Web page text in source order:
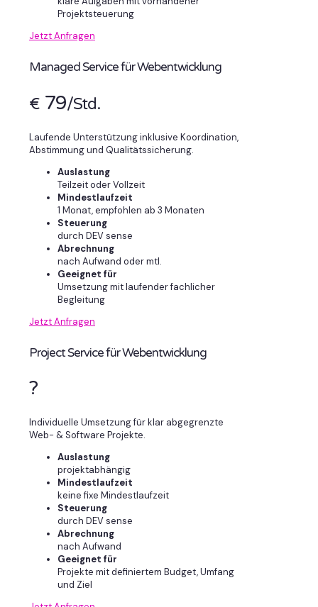
Projektsteuerung
Jetzt Anfragen
Managed Service für Webentwicklung
€ 79/Std.
Laufende Unterstützung inklusive Koordination,
Abstimmung und Qualitätssicherung.
Auslastung
Teilzeit oder Vollzeit
Mindestlaufzeit
1 Monat, empfohlen ab 3 Monaten
Steuerung
durch DEV sense
Abrechnung
nach Aufwand oder mtl.
Geeignet für
Umsetzung mit laufender fachlicher
Begleitung
Jetzt Anfragen
Project Service für Webentwicklung
?
Individuelle Umsetzung für klar abgegrenzte
Web- & Software Projekte.
Auslastung
projektabhängig
Mindestlaufzeit
keine fixe Mindestlaufzeit
Steuerung
durch DEV sense
Abrechnung
nach Aufwand
Geeignet für
Projekte mit definiertem Budget, Umfang
und Ziel